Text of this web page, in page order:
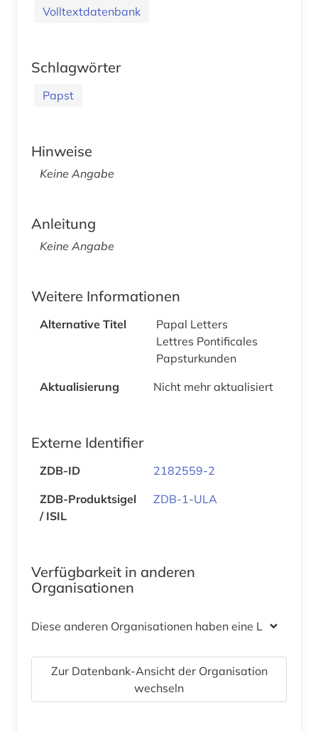
Volltextdatenbank
Schlagwörter
Papst
Hinweise
Keine Angabe
Anleitung
Keine Angabe
Weitere Informationen
Alternative Titel
Papal Letters
Lettres Pontificales
Papsturkunden
Aktualisierung
Nicht mehr aktualisiert
Externe Identifier
ZDB-ID
2182559-2
ZDB-Produktsigel
/ ISIL
ZDB-1-ULA
Verfügbarkeit in anderen
Organisationen
Diese anderen Organisationen haben eine Lizenz
Zur Datenbank-Ansicht der Organisation
wechseln